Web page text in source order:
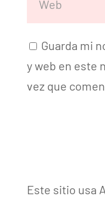
Guarda mi
y web en este
vez que
Este sitio usa